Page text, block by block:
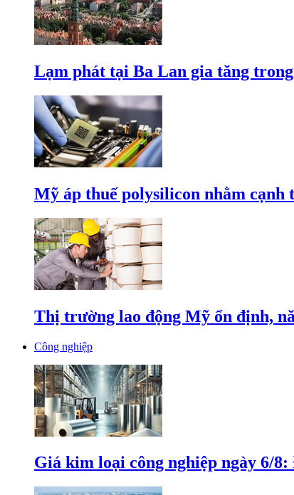
Lạm phát tại Ba Lan gia tăng
Mỹ áp thuế polysilicon nhằm
Thị trường lao động Mỹ ổn định,
Công nghiệp
Giá kim loại công nghiệp ngày 6/